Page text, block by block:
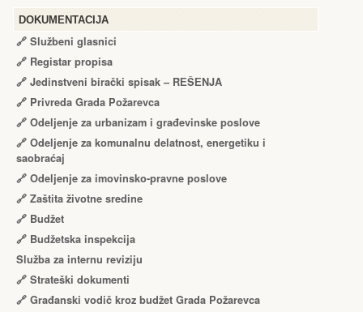
DOKUMENTACIJA
🔗 Službeni glasnici
🔗 Registar propisa
🔗 Jedinstveni birački spisak – RЕŠЕNJA
🔗 Privreda Grada Požarevca
🔗 Odeljenje za urbanizam i građevinske poslove
🔗 Odeljenje za komunalnu delatnost, energetiku i
saobraćaj
🔗 Odeljenje za imovinsko-pravne poslove
🔗 Zaštita životne sredine
🔗 Budžet
🔗 Budžetska inspekcija
Služba za internu reviziju
🔗 Strateški dokumenti
🔗 Građanski vodič kroz budžet Grada Požarevca